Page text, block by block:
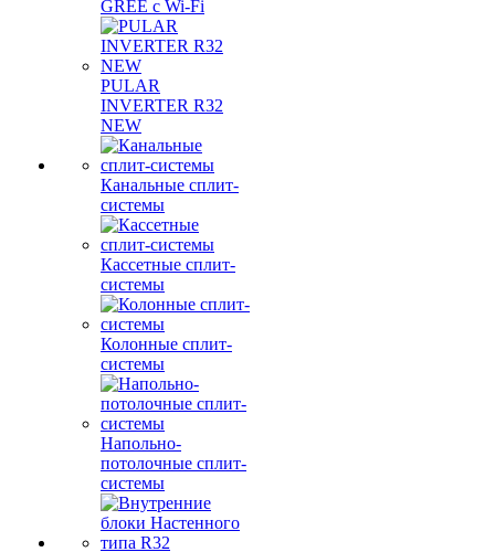
GREE с Wi-Fi
PULAR
INVERTER R32
NEW
Канальные сплит-
системы
Кассетные сплит-
системы
Колонные сплит-
системы
Напольно-
потолочные сплит-
системы